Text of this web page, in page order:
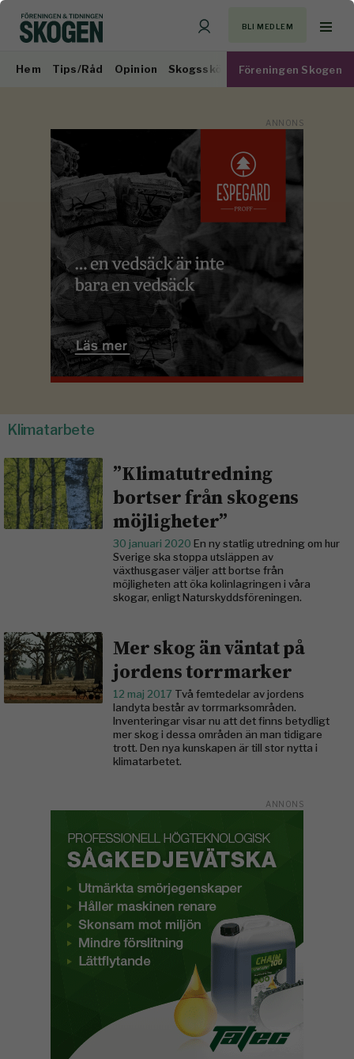
BLI MEDLEM
Hem Tips/Råd Opinion Skogsskötsel Virkesmarknad
Föreningen Skogen
Klimatarbete
”Klimatutredning
bortser från skogens
möjligheter”
30 januari 2020 En ny statlig utredning om hur
Sverige ska stoppa utsläppen av
växthusgaser väljer att bortse från
möjligheten att öka kolinlagringen i våra
skogar, enligt Naturskyddsföreningen.
Mer skog än väntat på
jordens torrmarker
12 maj 2017 Två femtedelar av jordens
landyta består av torrmarksområden.
Inventeringar visar nu att det finns betydligt
mer skog i dessa områden än man tidigare
trott. Den nya kunskapen är till stor nytta i
klimatarbetet.